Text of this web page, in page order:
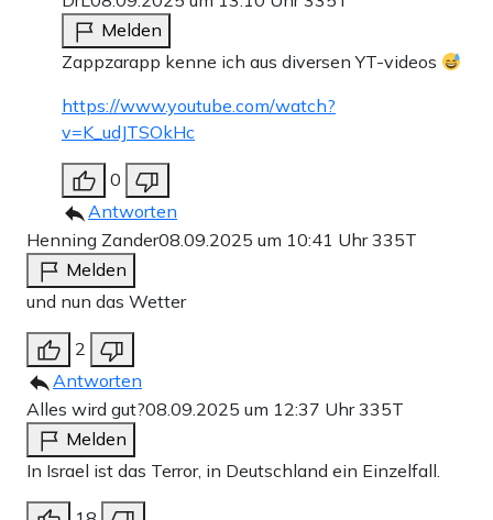
Melden
Zappzarapp kenne ich aus diversen YT-videos
https://www.youtube.com/watch?
v=K_udJTSOkHc
0
Antworten
Henning Zander08.09.2025 um 10:41 Uhr335T
Melden
und nun das Wetter
2
Antworten
Alles wird gut?08.09.2025 um 12:37 Uhr335T
Melden
In Israel ist das Terror, in Deutschland ein Einzelfall.